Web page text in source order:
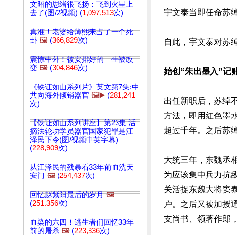
文昭的思绪很飞扬：飞到火星上
去了(图/2视频) (1,097,513次)
真准！老婆给薄熙来占了一个死
卦 🖼️ (366,829次)
震惊中外！被安排好的一生被改
变 🖼️ (304,846次)
《铁证如山系列片》英文第7集:中
共向海外倾销器官 🖼️▶️ (281,241
次)
【铁证如山系列讲座】第23集 活
摘法轮功学员器官国家犯罪是江
泽民下令(图/视频中英字幕)
(228,909次)
从江泽民的残暴看33年前血洗天
安门 🖼️ (254,437次)
回忆赵紫阳最后的岁月 🖼️
(251,356次)
血染的六四！逃生者们回忆33年
前的屠杀 🖼️ (223,336次)
宇文泰当即任命苏
自此，宇文泰对苏
始创“朱出墨入”记
出任新职后，苏绰
方法，即用红色墨
超过千年。之后苏
大统三年，东魏丞
为应该集中兵力抗
关活捉东魏大将窦
户。之后又被加授
支尚书、领著作郎